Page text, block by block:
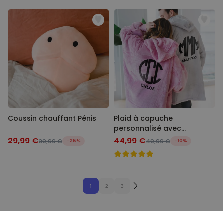
Coussin chauffant Pénis
29,99 €39,99 € -25%
Plaid à capuche
personnalisé avec
monogramme
44,99 €49,99 € -10%
1 2 3